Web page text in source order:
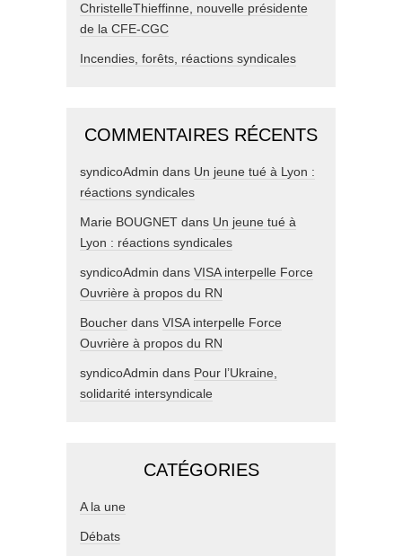
ChristelleThieffinne, nouvelle présidente
de la CFE-CGC
Incendies, forêts, réactions syndicales
COMMENTAIRES RÉCENTS
syndicoAdmin dans Un jeune tué à Lyon :
réactions syndicales
Marie BOUGNET dans Un jeune tué à
Lyon : réactions syndicales
syndicoAdmin dans VISA interpelle Force
Ouvrière à propos du RN
Boucher dans VISA interpelle Force
Ouvrière à propos du RN
syndicoAdmin dans Pour l’Ukraine,
solidarité intersyndicale
CATÉGORIES
A la une
Débats